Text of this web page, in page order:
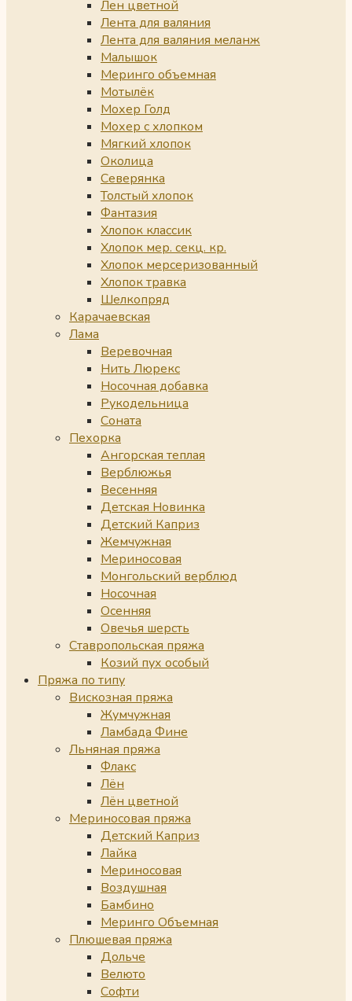
Лен цветной
Лента для валяния
Лента для валяния меланж
Малышок
Меринго объемная
Мотылёк
Мохер Голд
Мохер с хлопком
Мягкий хлопок
Околица
Северянка
Толстый хлопок
Фантазия
Хлопок классик
Хлопок мер. секц. кр.
Хлопок мерсеризованный
Хлопок травка
Шелкопряд
Карачаевская
Лама
Веревочная
Нить Люрекс
Носочная добавка
Рукодельница
Соната
Пехорка
Ангорская теплая
Верблюжья
Весенняя
Детская Новинка
Детский Каприз
Жемчужная
Мериносовая
Монгольский верблюд
Носочная
Осенняя
Овечья шерсть
Ставропольская пряжа
Козий пух особый
Пряжа по типу
Вискозная пряжа
Жумчужная
Ламбада Фине
Льняная пряжа
Флакс
Лён
Лён цветной
Мериносовая пряжа
Детский Каприз
Лайка
Мериносовая
Воздушная
Бамбино
Меринго Объемная
Плюшевая пряжа
Дольче
Велюто
Софти